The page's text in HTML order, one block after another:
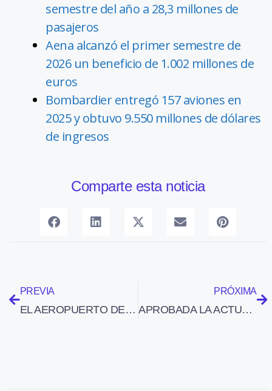
semestre del año a 28,3 millones de
pasajeros
Aena alcanzó el primer semestre de
2026 un beneficio de 1.002 millones de
euros
Bombardier entregó 157 aviones en
2025 y obtuvo 9.550 millones de dólares
de ingresos
Comparte esta noticia
PREVIA
EL AEROPUERTO DE BURDEOS TENDRÁ EN 2010 UNA TERMINAL ESPECÍFICA PARA COMPAÑÍAS DE BAJO COSTE
PRÓXIMA
APROBADA LA ACTUALIZACIÓN DE LAS SERVIDUMBRES DE 8 AEROPUERTOS Y DEL HELIPUERTO DE CEUTA